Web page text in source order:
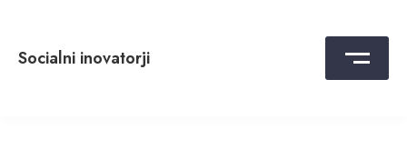
content
Socialni inovatorji